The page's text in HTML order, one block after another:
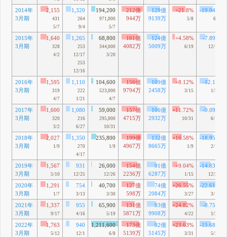
2014年
3月期
2,155
431
5/7
1,320
264
9/4
194,200
971,000
5/7
212億
944万
129億
9139万
+21.8%
5/8
-19.04%
6/7
2015年
3月期
1,640
328
4/2
1,265
253
12/17
253
12/16
68,800
344,000
3/20
161億
4082万
124億
5009万
+4.58%
6/19
-7.89%
12/16
2016年
3月期
1,595
319
4/7
1,110
222
1/21
104,600
523,000
4/7
156億
9794万
109億
2458万
+8.12%
3/15
-12.1%
1/21
2017年
3月期
1,600
320
3/2
1,080
216
6/27
59,000
295,000
10/31
157億
4715万
106億
2932万
+11.72%
10/31
-9.09%
6/16
2018年
3月期
2,027
1/9
1,350
270
4/17
235,800
1/9
199億
4967万
132億
8665万
+16.58%
1/9
-18.95%
2/14
2019年
3月期
1,567
5/10
931
12/25
26,000
12/26
154億
2236万
91億
6287万
+9.04%
1/15
-14.83%
12/25
2020年
3月期
1,291
1/7
754
3/13
40,700
3/30
127億
598万
74億
2084万
+26.55%
3/27
-22.61%
3/13
2021年
3月期
1,337
9/17
955
4/16
65,900
5/19
131億
5871万
93億
9908万
+24.82%
4/22
-8.75%
1/26
2022年
3月期
1,763
5/12
940
12/1
1,211,600
6/8
173億
5139万
92億
5145万
+23.63%
3/31
-15.68%
5/27